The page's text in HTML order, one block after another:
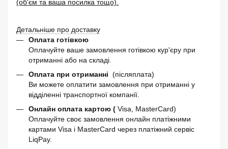
(об'єм та ваша посилка тощо).
Детальніше про доставку
Оплата готівкою
Оплачуйте ваше замовлення готівкою кур'єру при
отриманні або на складі.
Оплата при отриманні (післяплата)
Ви можете оплатити замовлення при отриманні у
відділенні транспортної компанії.
Онлайн оплата картою ( Visa, MasterCard)
Оплачуйте своє замовлення онлайн платіжними
картами Visa і MasterCard через платіжний сервіс
LiqPay.